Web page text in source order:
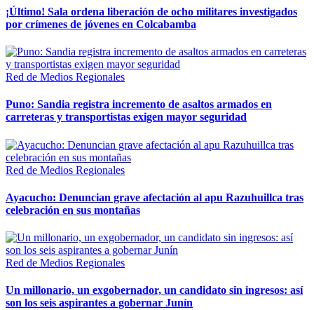
¡Último! Sala ordena liberación de ocho militares investigados
por crímenes de jóvenes en Colcabamba
Red de Medios Regionales
Puno: Sandia registra incremento de asaltos armados en
carreteras y transportistas exigen mayor seguridad
Red de Medios Regionales
Ayacucho: Denuncian grave afectación al apu Razuhuillca tras
celebración en sus montañas
Red de Medios Regionales
Un millonario, un exgobernador, un candidato sin ingresos: así
son los seis aspirantes a gobernar Junín